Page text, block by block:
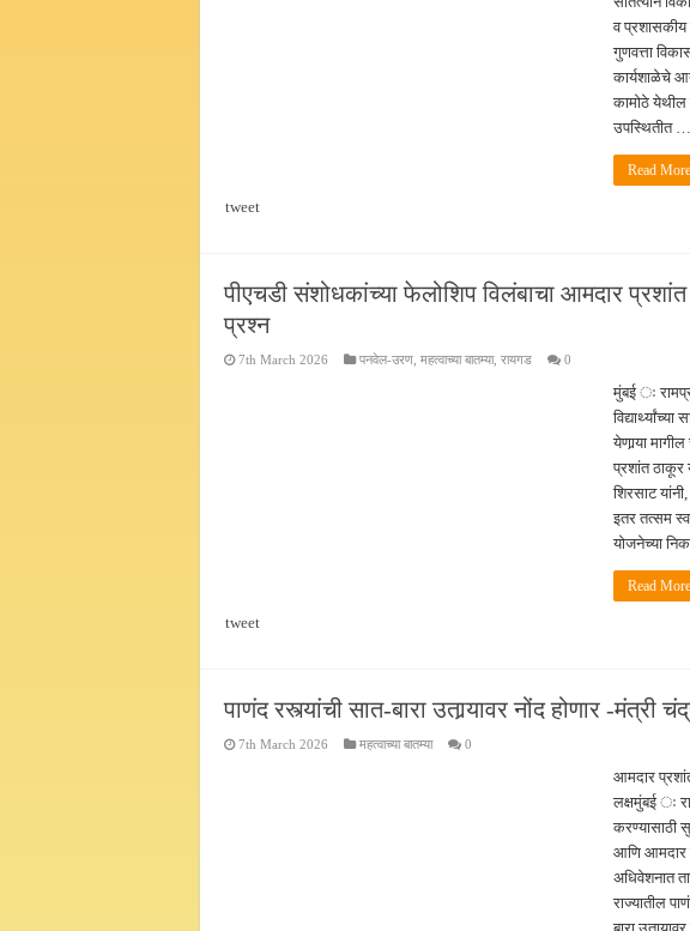
व प्रशासकीय
गुणवत्ता
कार्यशाळेचे
कामोठे येथील
उपस्थितीत …
Read
tweet
पीएचडी संशोधकांच्या फेलोशिप विलंबाचा आमदार
प्रश्न
7th March 2026 पनवेल-उरण महत्वाच्या बातम्या, रायगड 0
मुंबई ः
येणार्‍या
प्रशांत ठाकूर
शिरसाट
इतर तत्सम
योजनेच्या
Read
tweet
पाणंद रस्त्यांची सात-बारा उतार्‍यावर नोंद होणार -
7th March 2026 महत्वाच्या बातम्या 0
आमदार
लक्षमुंबई ः
करण्यासाठी
आणि आमदार
अधिवेशनात
राज्यातील